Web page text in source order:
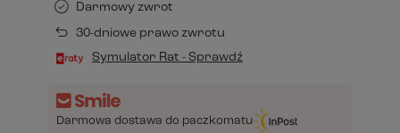
Darmowy zwrot
30-dniowe prawo zwrotu
Symulator Rat - Sprawdź
Darmowa dostawa do paczkomatu